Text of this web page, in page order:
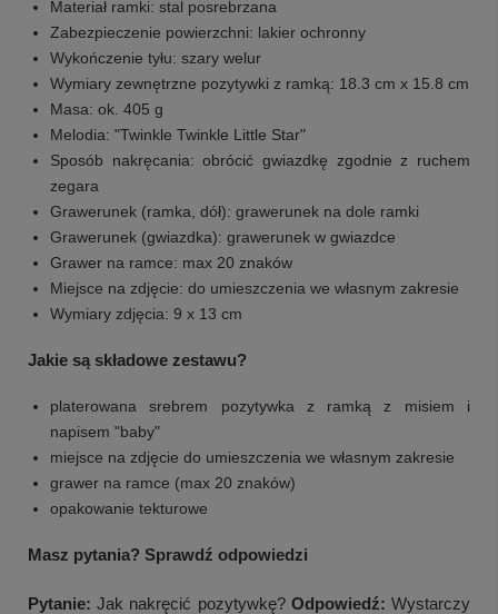
Materiał ramki: stal posrebrzana
Zabezpieczenie powierzchni: lakier ochronny
Wykończenie tyłu: szary welur
Wymiary zewnętrzne pozytywki z ramką: 18.3 cm x 15.8 cm
Masa: ok. 405 g
Melodia: "Twinkle Twinkle Little Star"
Sposób nakręcania: obrócić gwiazdkę zgodnie z ruchem
zegara
Grawerunek (ramka, dół): grawerunek na dole ramki
Grawerunek (gwiazdka): grawerunek w gwiazdce
Grawer na ramce: max 20 znaków
Miejsce na zdjęcie: do umieszczenia we własnym zakresie
Wymiary zdjęcia: 9 x 13 cm
Jakie są składowe zestawu?
platerowana srebrem pozytywka z ramką z misiem i
napisem "baby"
miejsce na zdjęcie do umieszczenia we własnym zakresie
grawer na ramce (max 20 znaków)
opakowanie tekturowe
Masz pytania? Sprawdź odpowiedzi
Pytanie: Jak nakręcić pozytywkę? Odpowiedź: Wystarczy